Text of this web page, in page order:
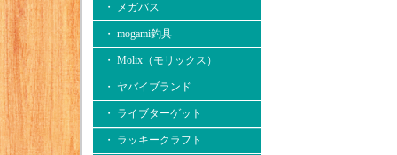
・ メガバス
・ mogami釣具
・ Molix（モリックス）
・ ヤバイブランド
・ ライブターゲット
・ ラッキークラフト